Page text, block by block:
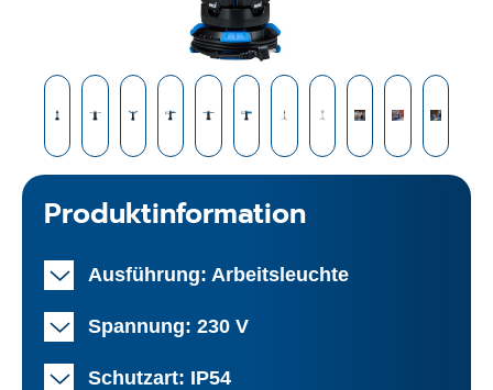
Produktinformation
Ausführung: Arbeitsleuchte
Spannung: 230 V
Schutzart: IP54